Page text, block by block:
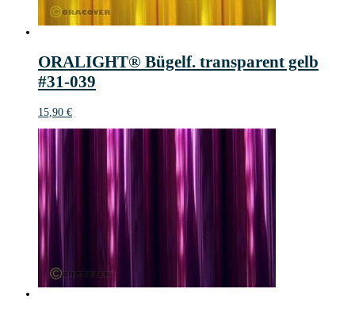
ORALIGHT® Bügelf. transparent gelb
#31-039
15,90 €